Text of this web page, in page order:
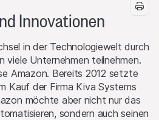
Innovationen
in der Technologiewelt durch
viele Unternehmen teilnehmen.
Amazon. Bereits 2012 setzte
Kauf der Firma Kiva Systems
möchte aber nicht nur das
sondern auch seinen